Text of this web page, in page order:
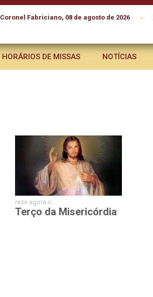
Coronel Fabriciano, 08 de agosto de 2026 •
HORÁRIOS DE MISSAS NOTÍCIAS
reze agora o
Terço da Misericórdia